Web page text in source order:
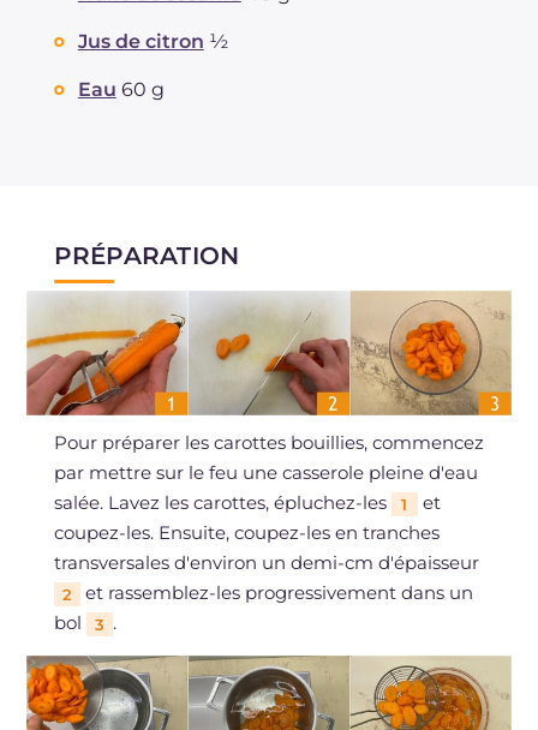
Jus de citron ½
Eau 60 g
PRÉPARATION
Pour préparer les carottes bouillies, commencez
par mettre sur le feu une casserole pleine d'eau
salée. Lavez les carottes, épluchez-les
1
et
coupez-les. Ensuite, coupez-les en tranches
transversales d'environ un demi-cm d'épaisseur
2
et rassemblez-les progressivement dans un
bol
3 .